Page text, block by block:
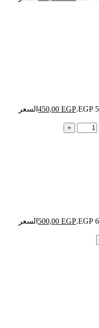
450,00 EGP
السعر
500,00 EGP
السعر